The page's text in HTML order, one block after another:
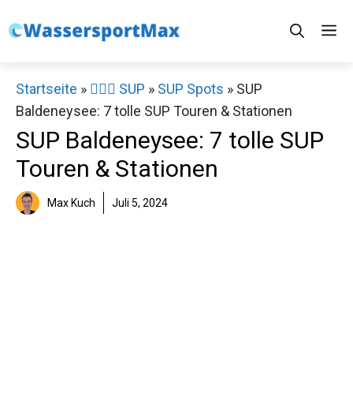
Inhalt
Startseite » 🏄‍♀️🛶 SUP » SUP Spots » SUP
Baldeneysee: 7 tolle SUP Touren & Stationen
SUP Baldeneysee: 7 tolle SUP
Touren & Stationen
Max Kuch Juli 5, 2024